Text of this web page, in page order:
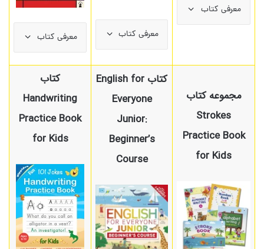
معرفی کتاب
معرفی کتاب معرفی کتاب
مجموعه کتاب
Strokes
Practice Book
for Kids
کتاب English for
Everyone
Junior:
Beginner’s
Course
کتاب
Handwriting
Practice Book
for Kids